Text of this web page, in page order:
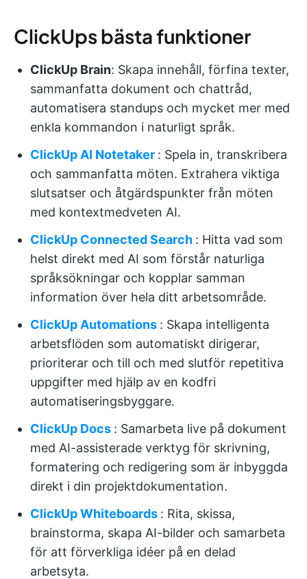
ClickUps bästa funktioner
ClickUp Brain: Skapa innehåll, förfina texter,
sammanfatta dokument och chattråd,
automatisera standups och mycket mer med
enkla kommandon i naturligt språk.
ClickUp AI Notetaker : Spela in, transkribera
och sammanfatta möten. Extrahera viktiga
slutsatser och åtgärdspunkter från möten
med kontextmedveten AI.
ClickUp Connected Search : Hitta vad som
helst direkt med AI som förstår naturliga
språksökningar och kopplar samman
information över hela ditt arbetsområde.
ClickUp Automations : Skapa intelligenta
arbetsflöden som automatiskt dirigerar,
prioriterar och till och med slutför repetitiva
uppgifter med hjälp av en kodfri
automatiseringsbyggare.
ClickUp Docs : Samarbeta live på dokument
med AI-assisterade verktyg för skrivning,
formatering och redigering som är inbyggda
direkt i din projektdokumentation.
ClickUp Whiteboards : Rita, skissa,
brainstorma, skapa AI-bilder och samarbeta
för att förverkliga idéer på en delad
arbetsyta.